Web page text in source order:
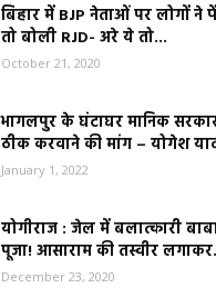
बिहार में BJP नेताओं पर लोगों ने
तो बोली RJD- अरे ये तो...
October 21, 2020
भागलपुर के घंटाघर मानिक सरकार
ठीक करवाने की मांग – योगेश
January 1, 2022
योगीराज : जेल में बलात्कारी
पूजा! आसाराम की तस्वीर
December 23, 2020